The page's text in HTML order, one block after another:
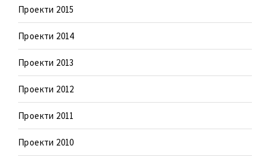
Проекти 2015
Проекти 2014
Проекти 2013
Проекти 2012
Проекти 2011
Проекти 2010